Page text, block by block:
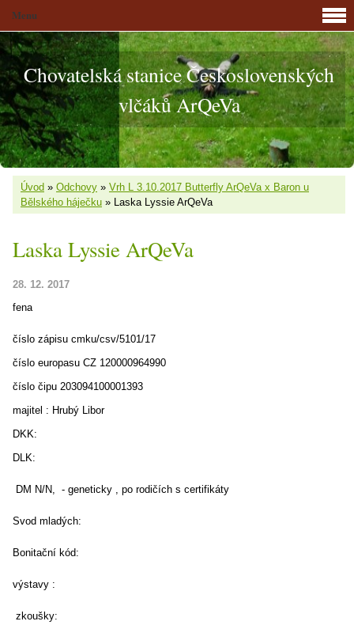
Chovatelská stanice Československých
vlčáků ArQeVa
Úvod » Odchovy » Vrh L 3.10.2017 Butterfly ArQeVa x Baron u
Bělského háječku » Laska Lyssie ArQeVa
Laska Lyssie ArQeVa
28. 12. 2017
fena
číslo zápisu cmku/csv/5101/17
číslo europasu CZ 120000964990
číslo čipu 203094100001393
majitel : Hrubý Libor
DKK:
DLK:
DM N/N, - geneticky , po rodičích s certifikáty
Svod mladých:
Bonitační kód:
výstavy :
zkoušky:
Menu